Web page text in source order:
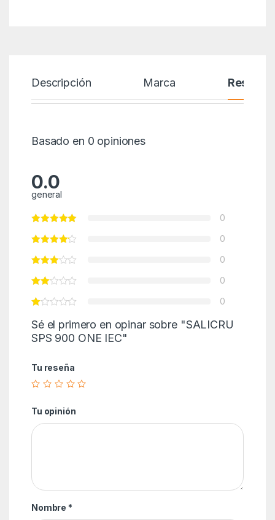
Descripción Marca Reseñas
Basado en 0 opiniones
0.0
general
0
0
0
0
0
Sé el primero en opinar sobre "SALICRU
SPS 900 ONE IEC"
Tu reseña
Tu opinión
Nombre *